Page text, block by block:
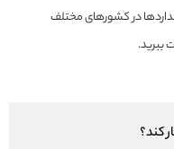
در کشورهای مختلف
ببرید.
کند؟